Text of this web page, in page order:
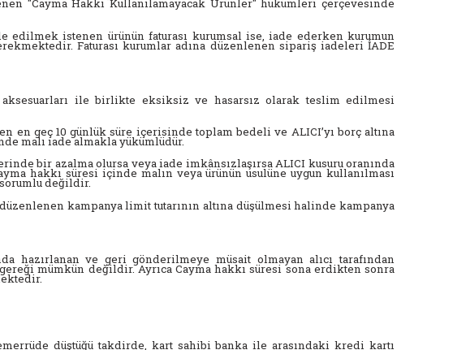
"Cayma Hakkı Kullanılamayacak Ürünler" hükümleri çerçevesinde
edilmek istenen ürünün faturası kurumsal ise, iade ederken kurumun
Faturası kurumlar adına düzenlenen sipariş iadeleri İADE
aksesuarları ile birlikte eksiksiz ve hasarsız olarak teslim edilmesi
geç 10 günlük süre içerisinde toplam bedeli ve ALICI’yı borç altına
malı iade almakla yükümlüdür.
bir azalma olursa veya iade imkânsızlaşırsa ALICI kusuru oranında
hakkı süresi içinde malın veya ürünün usulüne uygun kullanılması
değildir.
kampanya limit tutarının altına düşülmesi halinde kampanya
hazırlanan ve geri gönderilmeye müsait olmayan alıcı tarafından
mümkün değildir. Ayrıca Cayma hakkı süresi sona erdikten sonra
düştüğü takdirde, kart sahibi banka ile arasındaki kredi kartı